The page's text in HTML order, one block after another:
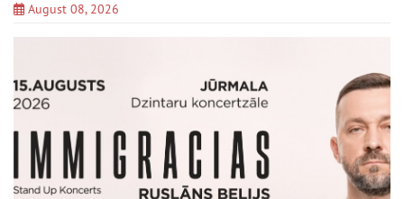
August 08, 2026